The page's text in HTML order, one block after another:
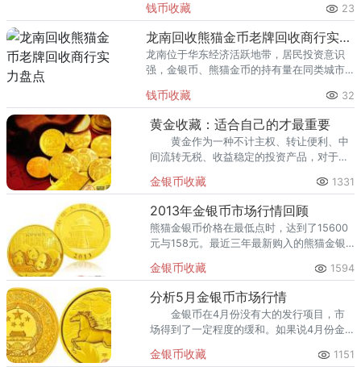
熊猫金币的需求就明显升温，但鱼龙混杂的
回收渠道里，能精准识别版别溢
钱币收藏 23
龙南回收熊猫金币老牌回收商行实力盘点
龙南位于华东经济活跃地带，居民投资意识
强，金银币、熊猫金币的持有量在同类城市
熊猫金币的需求就明显升温，但鱼龙混杂的
回收渠道里，能精准识别版别溢
钱币收藏 32
黄金收藏：适合自己的才最重要
黄金作为一种不计主权、转让便利、中
间流转无税、收益稳定的投资产品，对于想
民”也成为国家黄金政策的重要导向。
金银币收藏 1331
2013年金银币市场行情回顾
熊猫金银币价格在最低点时，达到了15600
元与158元。最近三年最新购入的熊猫金银
金银币收藏 1594
分析5月金银币市场行情
金银币在4月份没有大的发行项目，市
场得到了一定程度的缓和。如果说4月份金
机，那么5月份可能就是对市场的一次重要
金银币收藏 1151